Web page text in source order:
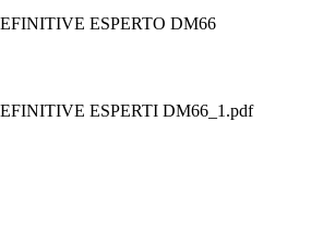
ESPERTO DM66
ESPERTI DM66_1.pdf